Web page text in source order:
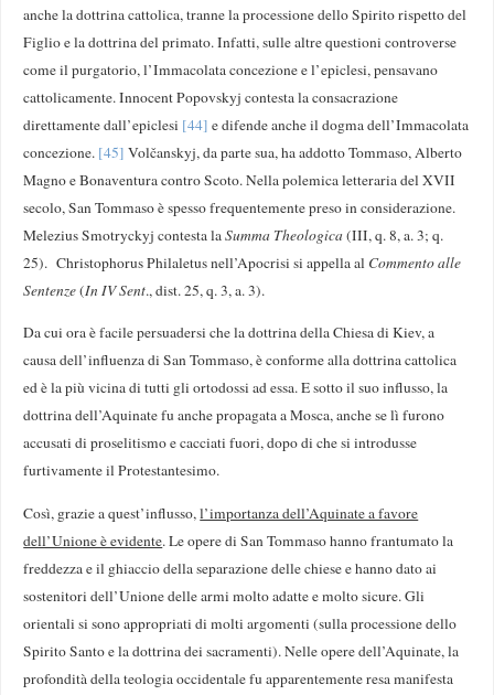
anche la dottrina cattolica, tranne la processione dello Spirito rispetto del
Figlio e la dottrina del primato. Infatti, sulle altre questioni controverse
come il purgatorio, l’Immacolata concezione e l’epiclesi, pensavano
cattolicamente. Innocent Popovskyj contesta la consacrazione
direttamente dall’epiclesi [44] e difende anche il dogma dell’Immacolata
concezione. [45] Volčanskyj, da parte sua, ha addotto Tommaso, Alberto
Magno e Bonaventura contro Scoto. Nella polemica letteraria del XVII
secolo, San Tommaso è spesso frequentemente preso in considerazione.
Melezius Smotryckyj contesta laSumma Theologica(III, q. 8, a. 3; q.
25). Christophorus Philaletus nell’Apocrisi si appella al Commento alle
Sentenze(In IV Sent., dist. 25, q. 3, a. 3).
Da cui ora è facile persuadersi che la dottrina della Chiesa di Kiev, a
causa dell’influenza di San Tommaso, è conforme alla dottrina cattolica
ed è la più vicina di tutti gli ortodossi ad essa. E sotto il suo influsso, la
dottrina dell’Aquinate fu anche propagata a Mosca, anche se lì furono
accusati di proselitismo e cacciati fuori, dopo di che si introdusse
furtivamente il Protestantesimo.
Così, grazie a quest’influsso,l’importanza dell’Aquinate a favore
dell’Unione è evidente. Le opere di San Tommaso hanno frantumato la
freddezza e il ghiaccio della separazione delle chiese e hanno dato ai
sostenitori dell’Unione delle armi molto adatte e molto sicure. Gli
orientali si sono appropriati di molti argomenti (sulla processione dello
Spirito Santo e la dottrina dei sacramenti). Nelle opere dell’Aquinate, la
profondità della teologia occidentale fu apparentemente resa manifesta